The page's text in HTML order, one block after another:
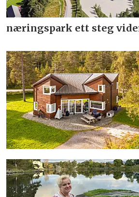
næringspark ett steg